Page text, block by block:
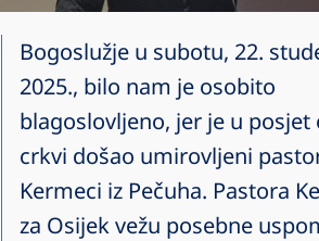
Bogoslužje u subotu, 22.
2025., bilo nam je osobito
blagoslovljeno, jer je u posjet
crkvi došao umirovljeni
Kermeci iz Pečuha. Pastora
za Osijek vežu posebne